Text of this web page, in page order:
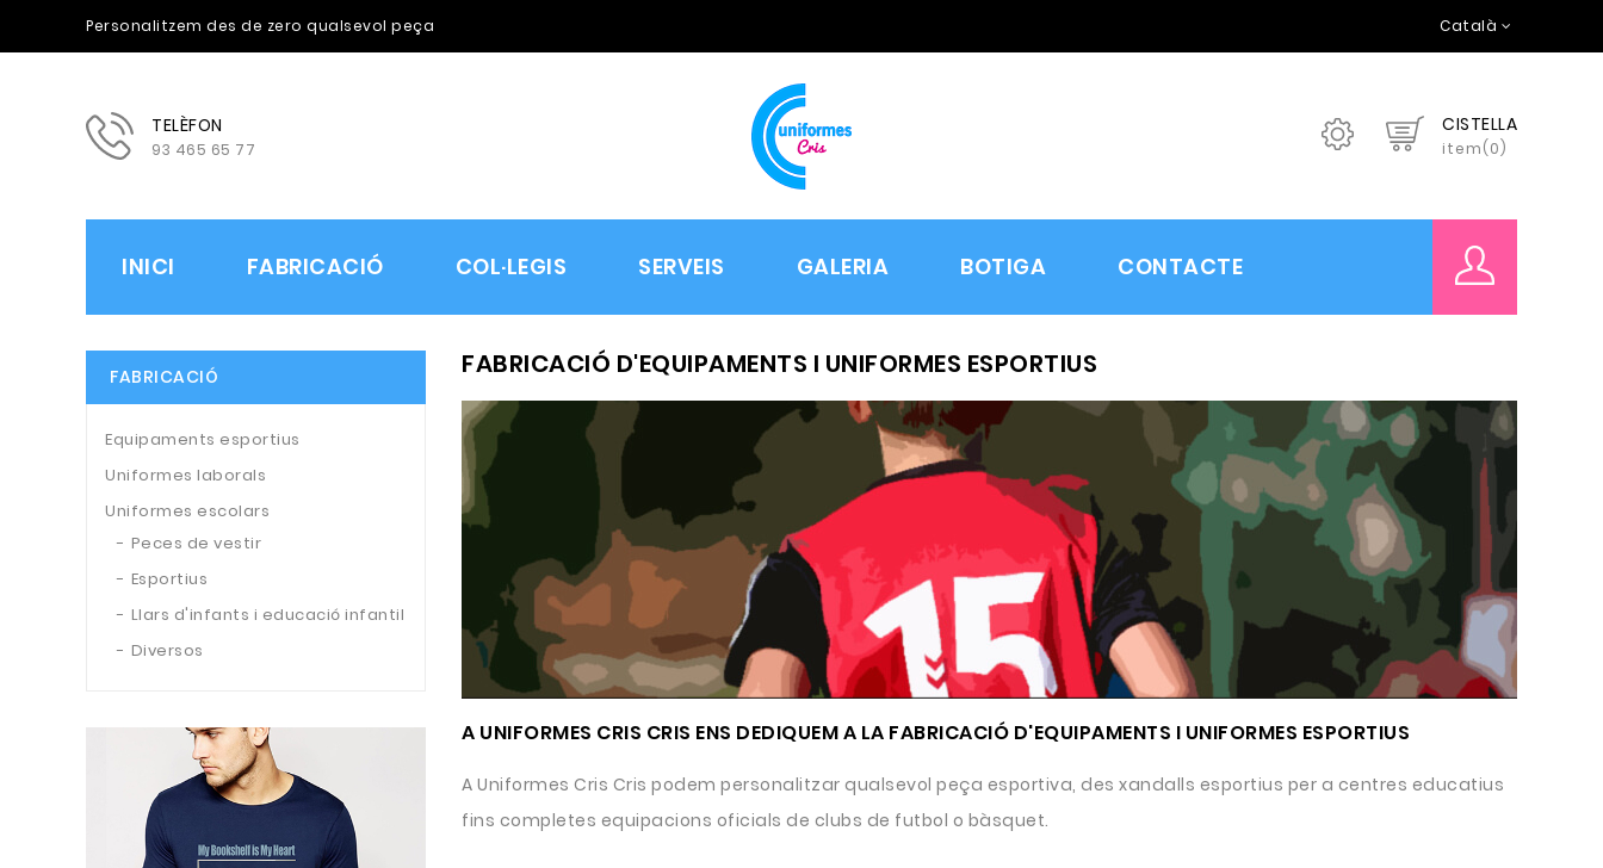
Personalitzem des de zero qualsevol peça Català
TELÈFON
93 465 65 77
CISTELLA
item(0)
INICI FABRICACIÓ COL·LEGIS SERVEIS GALERIA BOTIGA CONTACTE
FABRICACIÓ
Equipaments esportius
Uniformes laborals
Uniformes escolars
Peces de vestir
Esportius
Llars d'infants i educació infantil
Diversos
FABRICACIÓ D'EQUIPAMENTS I UNIFORMES ESPORTIUS
A UNIFORMES CRIS CRIS ENS DEDIQUEM A LA FABRICACIÓ D'EQUIPAMENTS I UNIFORMES ESPORTIUS
A Uniformes Cris Cris podem personalitzar qualsevol peça esportiva, des xandalls esportius per a centres educatius
fins completes equipacions oficials de clubs de futbol o bàsquet.